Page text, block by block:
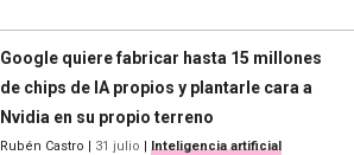
Google quiere fabricar hasta 15 millones
de chips de IA propios y plantarle cara a
Nvidia en su propio terreno
Rubén Castro | 31 julio | Inteligencia artificial